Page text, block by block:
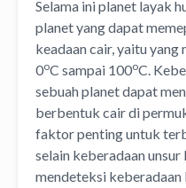
Selama ini planet layak
planet yang dapat
keadaan cair, yaitu
0oC sampai 100oC.
sebuah planet dapat
berbentuk cair di
faktor penting untuk
selain keberadaan
mendeteksi